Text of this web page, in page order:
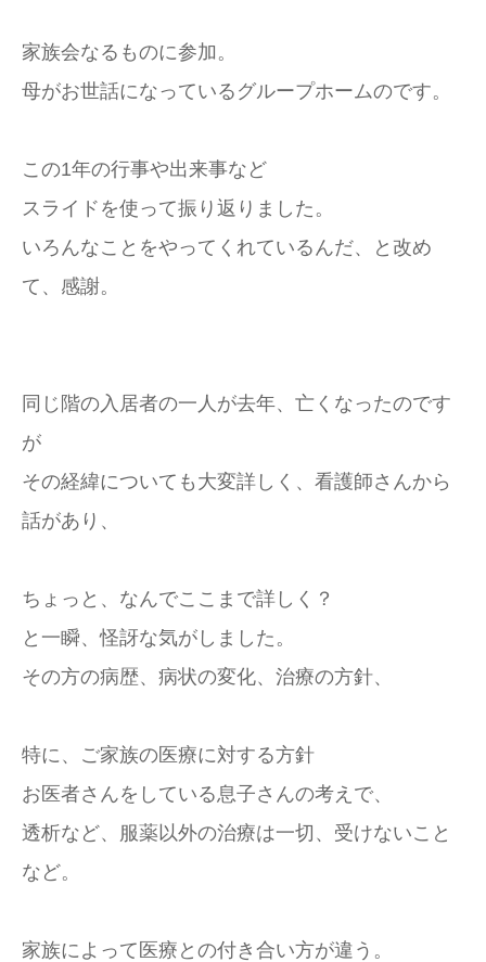
家族会なるものに参加。
母がお世話になっているグループホームのです。
この1年の行事や出来事など
スライドを使って振り返りました。
いろんなことをやってくれているんだ、と改め
て、感謝。
同じ階の入居者の一人が去年、亡くなったのです
が
その経緯についても大変詳しく、看護師さんから
話があり、
ちょっと、なんでここまで詳しく？
と一瞬、怪訝な気がしました。
その方の病歴、病状の変化、治療の方針、
特に、ご家族の医療に対する方針
お医者さんをしている息子さんの考えで、
透析など、服薬以外の治療は一切、受けないこと
など。
家族によって医療との付き合い方が違う。